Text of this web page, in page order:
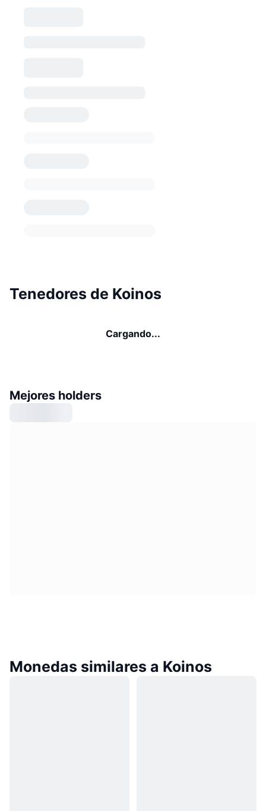
Tenedores de Koinos
Cargando...
Mejores holders
Monedas similares a Koinos